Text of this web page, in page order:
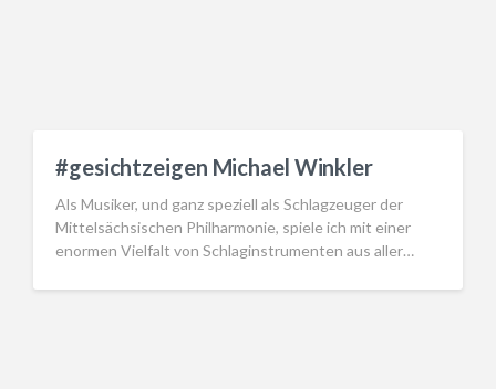
#gesichtzeigen Michael Winkler
Als Musiker, und ganz speziell als Schlagzeuger der
Mittelsächsischen Philharmonie, spiele ich mit einer
enormen Vielfalt von Schlaginstrumenten aus aller…